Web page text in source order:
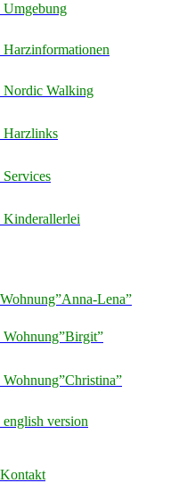
Umgebung
Harzinformationen
Nordic Walking
Harzlinks
Services
Kinderallerlei
Wohnung”Anna-Lena”
Wohnung”Birgit”
Wohnung”Christina”
english version
Kontakt